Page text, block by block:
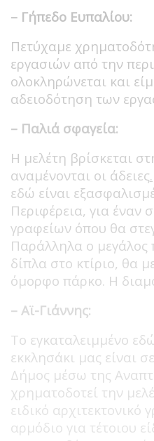
– Γήπεδο Ευπαλίου:
Πετύχαμε
εργασιών από την
ολοκληρώνεται και
αδειοδότηση των
– Παλιά σφαγεία:
Η μελέτη βρίσκεται
αναμένονται οι άδειες.
εδώ είναι
Περιφέρεια, για έναν
γραφείων όπου θα
Παράλληλα ο μεγάλος
δίπλα στο κτίριο, θα
όμορφο πάρκο. Η
– Αϊ-Γιάννης:
Το εγκαταλειμμένο
εκκλησάκι μας είναι
Δήμος μέσω της
χρηματοδοτεί την
ειδικό
αρμόδιο για τέτοιου